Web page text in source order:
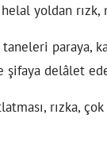
yoldan rızk,
taneleri paraya,
şifaya delâlet
rızka,